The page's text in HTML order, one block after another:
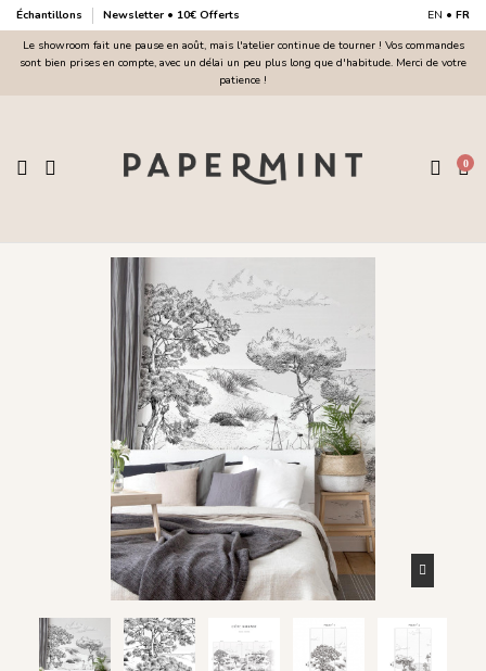
Échantillons Newsletter • 10€ Offerts EN • FR
Le showroom fait une pause en août, mais l'atelier continue de tourner ! Vos commandes
sont bien prises en compte, avec un délai un peu plus long que d'habitude. Merci de votre
patience !
0